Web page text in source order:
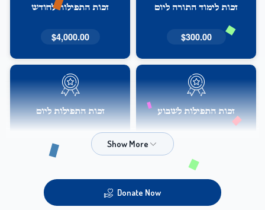
זכות לימוד התורה ליום
$300.00
זכות התפילות לחודש
$4,000.00
זכות התפילות לשבוע זכות התפילות ליום
$160.00
Donate Now